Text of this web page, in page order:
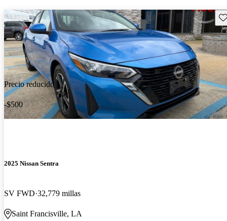
Precio reducido
-$500
2025 Nissan Sentra
SV FWD 32,779 millas
Saint Francisville, LA